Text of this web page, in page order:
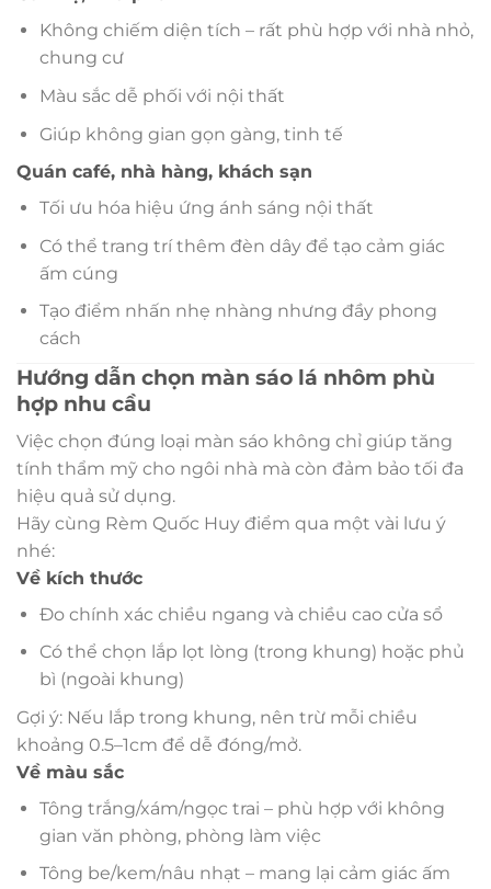
Không chiếm diện tích – rất phù hợp với nhà nhỏ,
chung cư
Màu sắc dễ phối với nội thất
Giúp không gian gọn gàng, tinh tế
Quán café, nhà hàng, khách sạn
Tối ưu hóa hiệu ứng ánh sáng nội thất
Có thể trang trí thêm đèn dây để tạo cảm giác
ấm cúng
Tạo điểm nhấn nhẹ nhàng nhưng đầy phong
cách
Hướng dẫn chọn màn sáo lá nhôm phù
hợp nhu cầu
Việc chọn đúng loại màn sáo không chỉ giúp tăng
tính thẩm mỹ cho ngôi nhà mà còn đảm bảo tối đa
hiệu quả sử dụng.
Hãy cùng Rèm Quốc Huy điểm qua một vài lưu ý
nhé:
Về kích thước
Đo chính xác chiều ngang và chiều cao cửa sổ
Có thể chọn lắp lọt lòng (trong khung) hoặc phủ
bì (ngoài khung)
Gợi ý: Nếu lắp trong khung, nên trừ mỗi chiều
khoảng 0.5–1cm để dễ đóng/mở.
Về màu sắc
Tông trắng/xám/ngọc trai – phù hợp với không
gian văn phòng, phòng làm việc
Tông be/kem/nâu nhạt – mang lại cảm giác ấm